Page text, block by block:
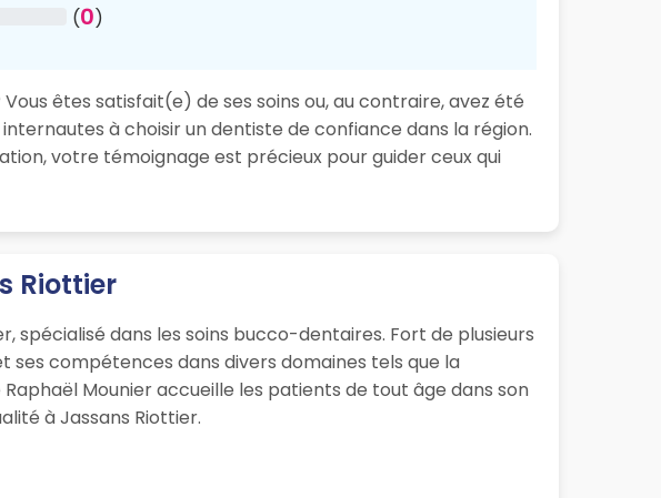
(0)
êtes satisfait(e) de ses soins ou, au contraire, avez été
à choisir un dentiste de confiance dans la région.
votre témoignage est précieux pour guider ceux qui
Riottier
spécialisé dans les soins bucco-dentaires. Fort de plusieurs
compétences dans divers domaines tels que la
Mounier accueille les patients de tout âge dans son
à Jassans Riottier.